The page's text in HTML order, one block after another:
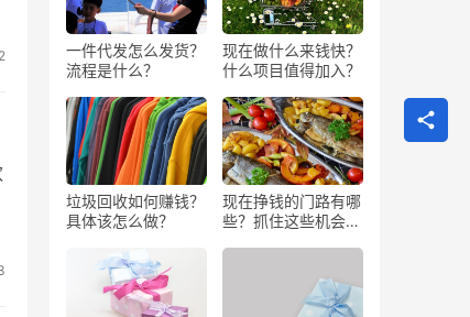
一件代发怎么发货？
流程是什么？
现在做什么来钱快？
什么项目值得加入？
垃圾回收如何赚钱？
具体该怎么做？
现在挣钱的门路有哪
些？抓住这些机会闷